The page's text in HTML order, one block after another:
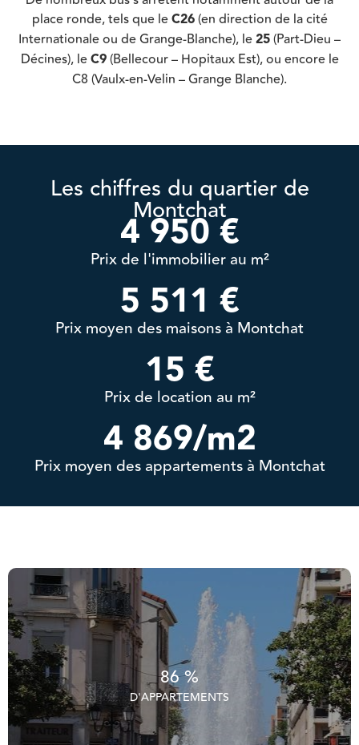
place ronde, tels que leC26(en direction de la cité
Internationale ou de Grange-Blanche), le25(Part-Dieu –
Décines), leC9(Bellecour – Hopitaux Est), ou encore le
C8 (Vaulx-en-Velin – Grange Blanche).
Les chiffres du quartier de
Montchat
Prix de l'immobilier au m²
4 950 €
Prix moyen des maisons à Montchat
5 511 €
Prix de location au m²
15 €
Prix moyen des appartements à Montchat
4 869/m2
86 %
D'APPARTEMENTS